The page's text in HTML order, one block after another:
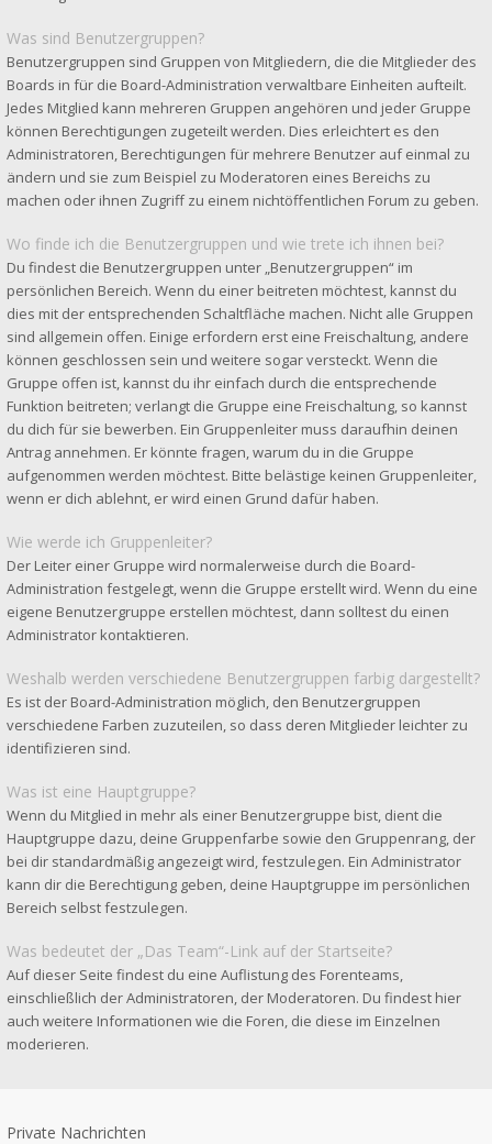
Was sind Benutzergruppen?
Benutzergruppen sind Gruppen von Mitgliedern, die die Mitglieder des
Boards in für die Board-Administration verwaltbare Einheiten aufteilt.
Jedes Mitglied kann mehreren Gruppen angehören und jeder Gruppe
können Berechtigungen zugeteilt werden. Dies erleichtert es den
Administratoren, Berechtigungen für mehrere Benutzer auf einmal zu
ändern und sie zum Beispiel zu Moderatoren eines Bereichs zu
machen oder ihnen Zugriff zu einem nichtöffentlichen Forum zu geben.
Wo finde ich die Benutzergruppen und wie trete ich ihnen bei?
Du findest die Benutzergruppen unter „Benutzergruppen“ im
persönlichen Bereich. Wenn du einer beitreten möchtest, kannst du
dies mit der entsprechenden Schaltfläche machen. Nicht alle Gruppen
sind allgemein offen. Einige erfordern erst eine Freischaltung, andere
können geschlossen sein und weitere sogar versteckt. Wenn die
Gruppe offen ist, kannst du ihr einfach durch die entsprechende
Funktion beitreten; verlangt die Gruppe eine Freischaltung, so kannst
du dich für sie bewerben. Ein Gruppenleiter muss daraufhin deinen
Antrag annehmen. Er könnte fragen, warum du in die Gruppe
aufgenommen werden möchtest. Bitte belästige keinen Gruppenleiter,
wenn er dich ablehnt, er wird einen Grund dafür haben.
Wie werde ich Gruppenleiter?
Der Leiter einer Gruppe wird normalerweise durch die Board-
Administration festgelegt, wenn die Gruppe erstellt wird. Wenn du eine
eigene Benutzergruppe erstellen möchtest, dann solltest du einen
Administrator kontaktieren.
Weshalb werden verschiedene Benutzergruppen farbig dargestellt?
Es ist der Board-Administration möglich, den Benutzergruppen
verschiedene Farben zuzuteilen, so dass deren Mitglieder leichter zu
identifizieren sind.
Was ist eine Hauptgruppe?
Wenn du Mitglied in mehr als einer Benutzergruppe bist, dient die
Hauptgruppe dazu, deine Gruppenfarbe sowie den Gruppenrang, der
bei dir standardmäßig angezeigt wird, festzulegen. Ein Administrator
kann dir die Berechtigung geben, deine Hauptgruppe im persönlichen
Bereich selbst festzulegen.
Was bedeutet der „Das Team“-Link auf der Startseite?
Auf dieser Seite findest du eine Auflistung des Forenteams,
einschließlich der Administratoren, der Moderatoren. Du findest hier
auch weitere Informationen wie die Foren, die diese im Einzelnen
moderieren.
Private Nachrichten